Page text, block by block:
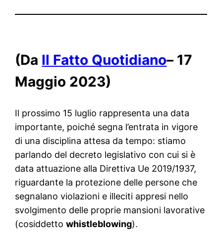
(Da Il Fatto Quotidiano– 17
Maggio 2023)
Il prossimo 15 luglio rappresenta una data
importante, poiché segna l’entrata in vigore
di una disciplina attesa da tempo: stiamo
parlando del decreto legislativo con cui si è
data attuazione alla Direttiva Ue 2019/1937,
riguardante la protezione delle persone che
segnalano violazioni e illeciti appresi nello
svolgimento delle proprie mansioni lavorative
(cosiddettowhistleblowing).